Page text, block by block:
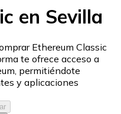
en Sevilla
Ethereum Classic
te ofrece acceso a
permitiéndote
y aplicaciones